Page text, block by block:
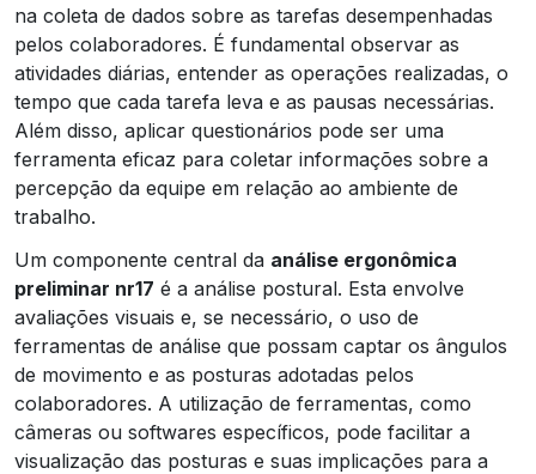
na coleta de dados sobre as tarefas desempenhadas
pelos colaboradores. É fundamental observar as
atividades diárias, entender as operações realizadas, o
tempo que cada tarefa leva e as pausas necessárias.
Além disso, aplicar questionários pode ser uma
ferramenta eficaz para coletar informações sobre a
percepção da equipe em relação ao ambiente de
trabalho.
Um componente central da análise ergonômica
preliminar nr17 é a análise postural. Esta envolve
avaliações visuais e, se necessário, o uso de
ferramentas de análise que possam captar os ângulos
de movimento e as posturas adotadas pelos
colaboradores. A utilização de ferramentas, como
câmeras ou softwares específicos, pode facilitar a
visualização das posturas e suas implicações para a